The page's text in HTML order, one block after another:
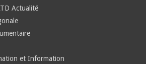
Actualité
et Information